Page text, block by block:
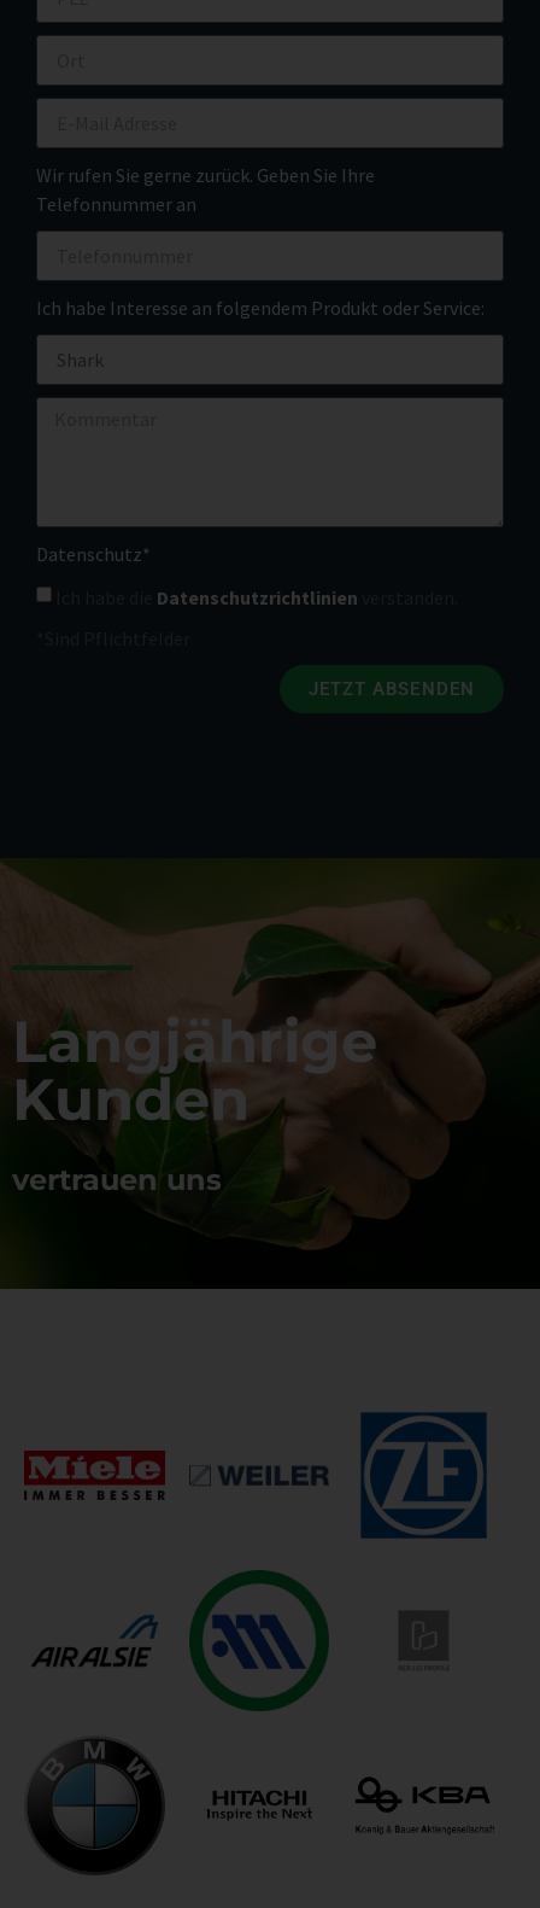
Wir rufen Sie gerne zurück. Geben Sie Ihre
Telefonnummer an
Ich habe Interesse an folgendem Produkt oder Service:
Datenschutz*
Datenschutzrichtlinien
JETZT ABSENDEN
Langjährige
Kunden
vertrauen uns